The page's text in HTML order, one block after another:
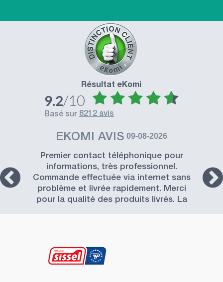
Résultat eKomi
9.2/10
basé sur 8212 avis
EKOMI AVIS 09-08-2026
Premier contact téléphonique pour
informations, très professionnel.
Commande effectuée via internet sans
problème et livrée rapidement. Merci
pour la qualité des produits livrés. La